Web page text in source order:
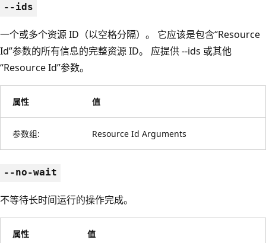
--ids
一个或多个资源 ID（以空格分隔）。 它应该是包含“Resource
Id”参数的所有信息的完整资源 ID。 应提供 --ids 或其他
“Resource Id”参数。
属性 值
参数组: Resource Id Arguments
--no-wait
不等待长时间运行的操作完成。
属性 值